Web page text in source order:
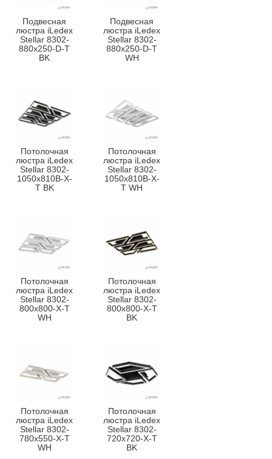
Подвесная
люстра iLedex
Stellar 8302-
880x250-D-T
BK
Подвесная
люстра iLedex
Stellar 8302-
880x250-D-T
WH
Потолочная
люстра iLedex
Stellar 8302-
1050x810B-X-
T BK
Потолочная
люстра iLedex
Stellar 8302-
1050x810B-X-
T WH
Потолочная
люстра iLedex
Stellar 8302-
800x800-X-T
WH
Потолочная
люстра iLedex
Stellar 8302-
800x800-X-T
BK
Потолочная
люстра iLedex
Stellar 8302-
780x550-X-T
WH
Потолочная
люстра iLedex
Stellar 8302-
720x720-X-T
BK